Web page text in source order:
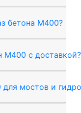
бетона М400?
М400 с доставкой?
мостов и